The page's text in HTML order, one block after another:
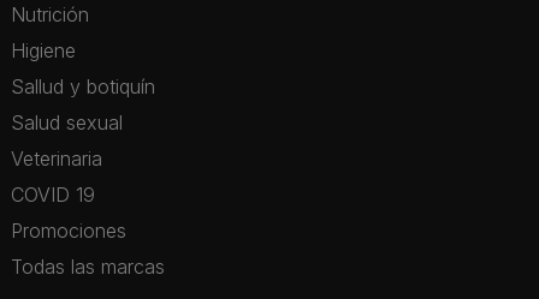
Nutrición
Higiene
Sallud y botiquín
Salud sexual
Veterinaria
COVID 19
Promociones
Todas las marcas